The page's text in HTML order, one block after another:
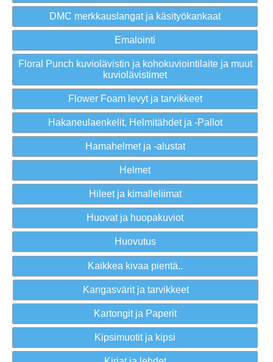
DMC merkkauslangat ja käsityökankaat
Emalointi
Floral Punch kuviolävistin ja kohokuviointilaite ja muut
kuviolävistimet
Flower Foam levyt ja tarvikkeet
Hakaneulaenkelit, Helmitähdet ja -Pallot
Hamahelmet ja -alustat
Helmet
Hileet ja kimalleliimat
Huovat ja huopakuviot
Huovutus
Kaikkea kivaa pientä..
Kangasvärit ja tarvikkeet
Kartongit ja Paperit
Kipsimuotit ja kipsi